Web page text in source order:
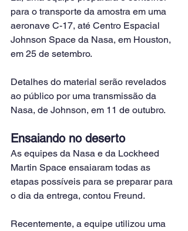
para o transporte da amostra em uma
aeronave C-17, até Centro Espacial
Johnson Space da Nasa, em Houston,
em 25 de setembro.
Detalhes do material serão revelados
ao público por uma transmissão da
Nasa, de Johnson, em 11 de outubro.
Ensaiando no deserto
As equipes da Nasa e da Lockheed
Martin Space ensaiaram todas as
etapas possíveis para se preparar para
o dia da entrega, contou Freund.
Recentemente, a equipe utilizou uma